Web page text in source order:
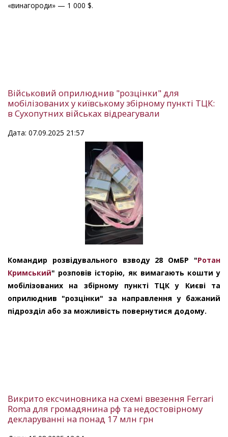
«винагороди» — 1 000 $.
Військовий оприлюднив "розцінки" для
мобілізованих у київському збірному пункті ТЦК:
в Сухопутних військах відреагували
Дата: 07.09.2025 21:57
Командир розвідувального взводу 28 ОмБР "Ротан
Кримський" розповів історію, як вимагають кошти у
мобілізованих на збірному пункті ТЦК у Києві та
оприлюднив "розцінки" за направлення у бажаний
підрозділ або за можливість повернутися додому.
Викрито ексчиновника на схемі ввезення Ferrari
Roma для громадянина рф та недостовірному
декларуванні на понад 17 млн грн